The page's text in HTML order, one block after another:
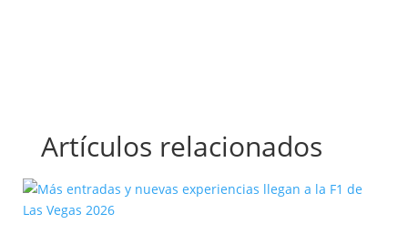
Artículos relacionados